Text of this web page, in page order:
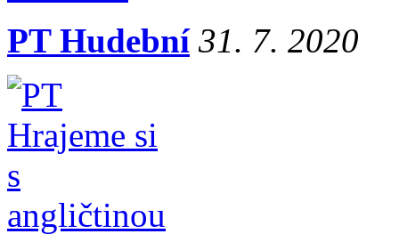
PT Hudební 31. 7. 2020